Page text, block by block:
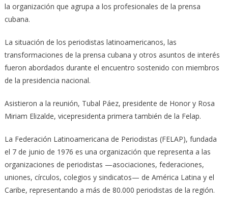
la organización que agrupa a los profesionales de la prensa
cubana.
La situación de los periodistas latinoamericanos, las
transformaciones de la prensa cubana y otros asuntos de interés
fueron abordados durante el encuentro sostenido con miembros
de la presidencia nacional.
Asistieron a la reunión, Tubal Páez, presidente de Honor y Rosa
Miriam Elizalde, vicepresidenta primera también de la Felap.
La Federación Latinoamericana de Periodistas (FELAP), fundada
el 7 de junio de 1976 es una organización que representa a las
organizaciones de periodistas —asociaciones, federaciones,
uniones, círculos, colegios y sindicatos— de América Latina y el
Caribe, representando a más de 80.000 periodistas de la región.